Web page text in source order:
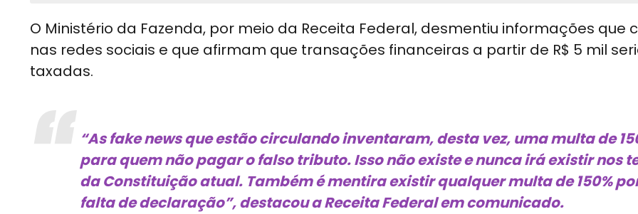
O Ministério da Fazenda, por meio da Receita Federal, desmentiu informações que
nas redes sociais e que afirmam que transações financeiras a partir de R$ 5 mil
taxadas.
“As fake news que estão circulando inventaram, desta vez, uma multa de
para quem não pagar o falso tributo. Isso não existe e nunca irá existir nos
da Constituição atual. Também é mentira existir qualquer multa de 150%
falta de declaração”, destacou a Receita Federal em comunicado.